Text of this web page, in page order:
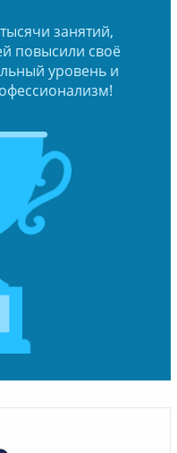
занятий,
повысили своё
уровень и